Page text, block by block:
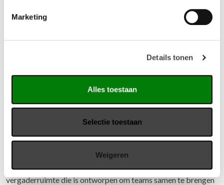
Marketing
Details tonen
Alles toestaan
Selectie toestaan
Weigeren
De PhoneAlone Conference booth is een ruime, geluiddichte
vergaderruimte die is ontworpen om teams samen te brengen